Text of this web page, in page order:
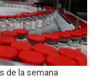
de la semana